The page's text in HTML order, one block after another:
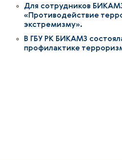
Для сотрудников
«Противодействие
экстремизму».
В ГБУ РК БИКАМЗ
профилактике